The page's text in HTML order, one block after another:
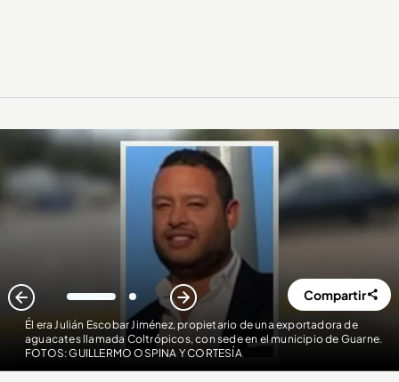
Él era Julián Escobar Jiménez, propietario de una exportadora de
aguacates llamada Coltrópicos, con sede en el municipio de Guarne.
FOTOS: GUILLERMO OSPINA Y CORTESÍA
1 2 Compartir